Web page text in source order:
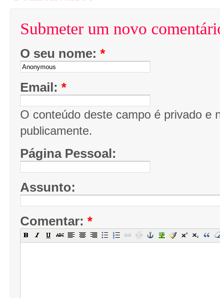
Submeter um novo
O seu nome: *
Email: *
O conteúdo deste campo é privado e
publicamente.
Página Pessoal:
Assunto:
Comentar: *